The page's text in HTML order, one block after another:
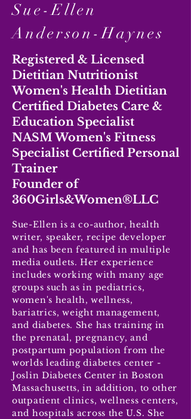
Sue-Ellen
Anderson-Haynes
Registered & Licensed
Dietitian Nutritionist
Women's Health Dietitian
Certified Diabetes Care &
Education Specialist
NASM Women's Fitness
Specialist Certified Personal
Trainer
Founder of
360Girls&Women®LLC
Sue-Ellen is a co-author, health
writer, speaker, recipe developer
and has been featured in multiple
media outlets. Her experience
includes working with many age
groups such as in pediatrics,
women's health, wellness,
bariatrics, weight management,
and diabetes. She has training in
the prenatal, pregnancy, and
postpartum population from the
worlds leading diabetes center -
Joslin Diabetes Center in Boston
Massachusetts, in addition, to other
outpatient clinics, wellness centers,
and hospitals across the U.S. She